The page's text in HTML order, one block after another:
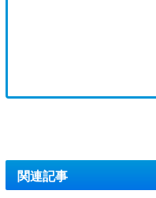
関連記事